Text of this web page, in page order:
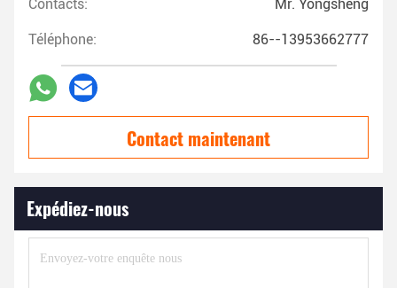
Contacts: Mr. Yongsheng
Téléphone: 86--13953662777
Contact maintenant
Expédiez-nous